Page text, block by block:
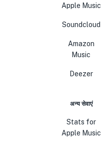
Apple Music
Soundcloud
Amazon
Music
Deezer
अन्य सेवाएं
Stats for
Apple Music